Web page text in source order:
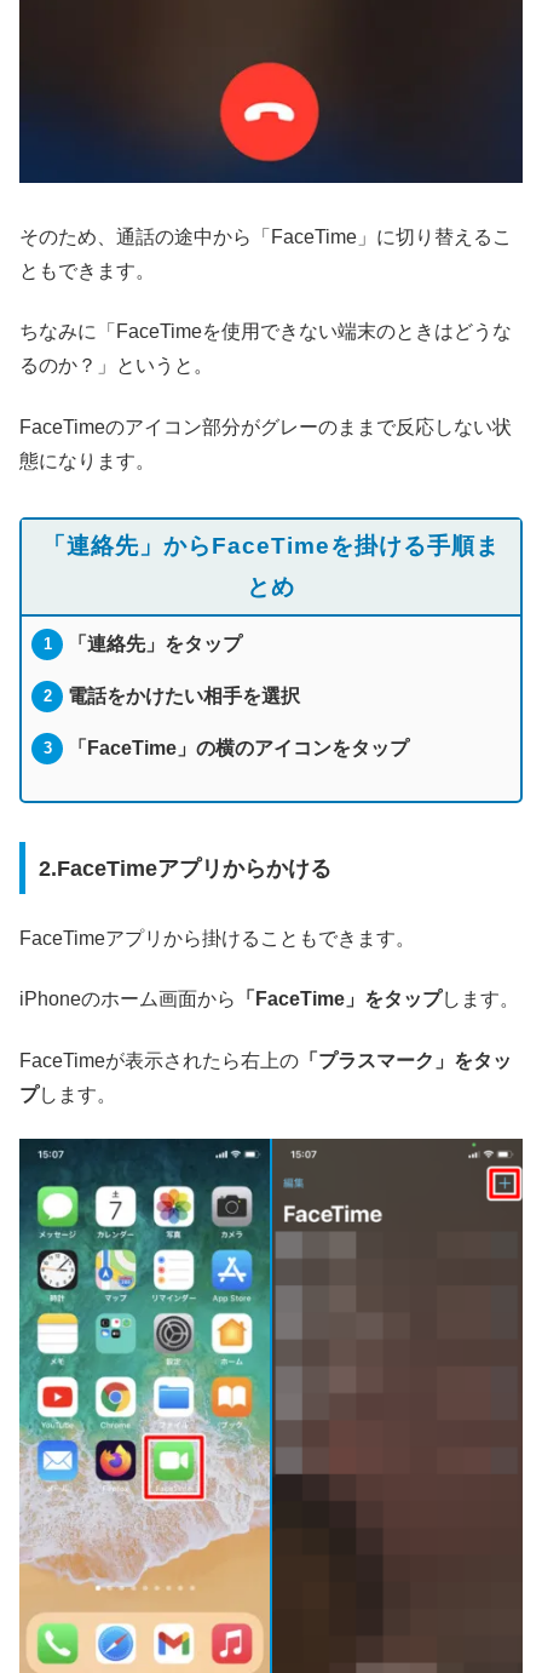
そのため、通話の途中から「FaceTime」に切り替えるこ
ともできます。
ちなみに「FaceTimeを使用できない端末のときはどうな
るのか？」というと。
FaceTimeのアイコン部分がグレーのままで反応しない状
態になります。
「連絡先」からFaceTimeを掛ける手順ま
とめ
「連絡先」をタップ
電話をかけたい相手を選択
「FaceTime」の横のアイコンをタップ
2.FaceTimeアプリからかける
FaceTimeアプリから掛けることもできます。
iPhoneのホーム画面から 「FaceTime」をタップします。
FaceTimeが表示されたら右上の 「プラスマーク」をタッ
プします。